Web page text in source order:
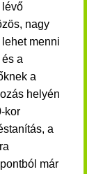
lévő
nagy
menni
és a
a
helyén
kor
a
már